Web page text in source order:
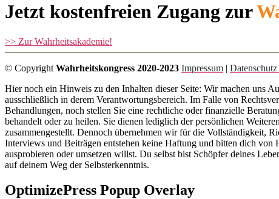
Jetzt kostenfreien Zugang zur
>> Zur Wahrheitsakademie!
© Copyright Wahrheitskongress 2020-2023 Impressum | Datenschutz
Hier noch ein Hinweis zu den Inhalten dieser Seite: Wir machen uns
ausschließlich in derem Verantwortungsbereich. Im Falle von
Behandlungen, noch stellen Sie eine rechtliche oder finanzielle
behandelt oder zu heilen. Sie dienen lediglich der persönlichen
zusammengestellt. Dennoch übernehmen wir für die Vollständigkeit,
Interviews und Beiträgen entstehen keine Haftung und bitten dich
ausprobieren oder umsetzen willst. Du selbst bist Schöpfer deines
auf deinem Weg der Selbsterkenntnis.
OptimizePress Popup Overlay